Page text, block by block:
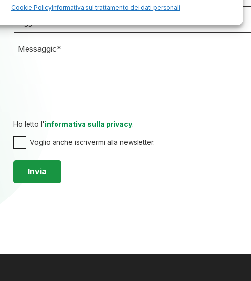
Cookie PolicyInformativa sul trattamento dei dati personali
Ho letto l'informativa sulla privacy.
Voglio anche iscrivermi alla newsletter.